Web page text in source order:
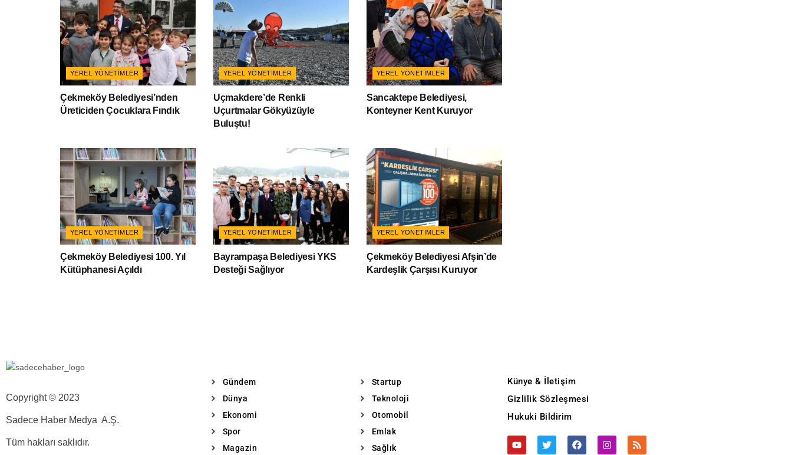
YEREL YÖNETIMLER
Çekmeköy Belediyesi’nden
Üreticiden Çocuklara Fındık
YEREL YÖNETIMLER
Uçmakdere’de Renkli
Uçurtmalar Gökyüzüyle
Buluştu!
YEREL YÖNETIMLER
Sancaktepe Belediyesi,
Konteyner Kent Kuruyor
YEREL YÖNETIMLER
Çekmeköy Belediyesi 100. Yıl
Kütüphanesi Açıldı
YEREL YÖNETIMLER
Bayrampaşa Belediyesi YKS
Desteği Sağlıyor
YEREL YÖNETIMLER
Çekmeköy Belediyesi Afşin’de
Kardeşlik Çarşısı Kuruyor
Copyright © 2023
Sadece Haber Medya A.Ş.
Tüm hakları saklıdır.
Gündem
Dünya
Ekonomi
Spor
Magazin
Startup
Teknoloji
Otomobil
Emlak
Sağlık
Künye & İletişim
Gizlilik Sözleşmesi
Hukuki Bildirim